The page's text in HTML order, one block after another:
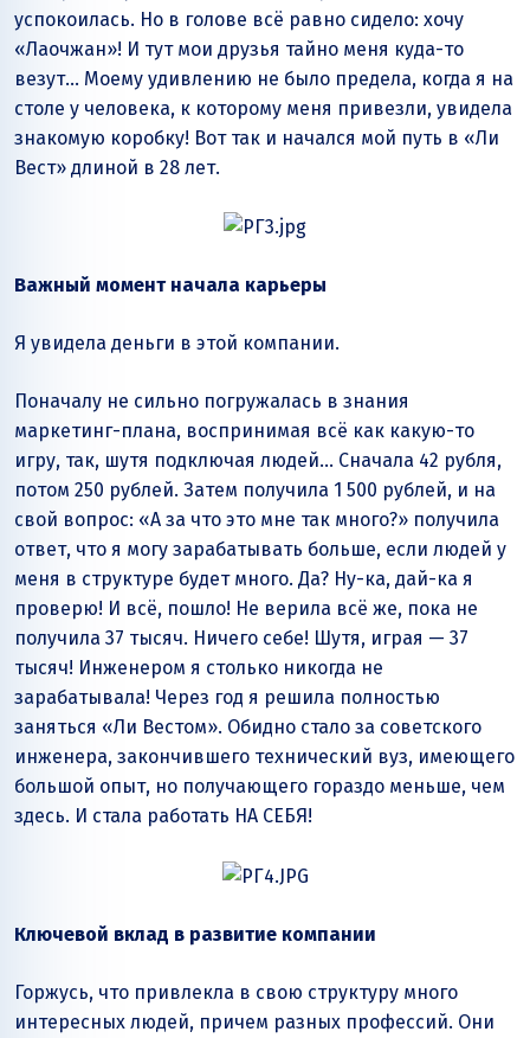
успокоилась. Но в голове всё равно сидело: хочу
«Лаочжан»! И тут мои друзья тайно меня куда-то
везут… Моему удивлению не было предела, когда я на
столе у человека, к которому меня привезли, увидела
знакомую коробку! Вот так и начался мой путь в «Ли
Вест» длиной в 28 лет.
Важный момент начала карьеры
Я увидела деньги в этой компании.
Поначалу не сильно погружалась в знания
маркетинг-плана, воспринимая всё как какую-то
игру, так, шутя подключая людей… Сначала 42 рубля,
потом 250 рублей. Затем получила 1 500 рублей, и на
свой вопрос: «А за что это мне так много?» получила
ответ, что я могу зарабатывать больше, если людей у
меня в структуре будет много. Да? Ну-ка, дай-ка я
проверю! И всё, пошло! Не верила всё же, пока не
получила 37 тысяч. Ничего себе! Шутя, играя — 37
тысяч! Инженером я столько никогда не
зарабатывала! Через год я решила полностью
заняться «Ли Вестом». Обидно стало за советского
инженера, закончившего технический вуз, имеющего
большой опыт, но получающего гораздо меньше, чем
здесь. И стала работать НА СЕБЯ!
Ключевой вклад в развитие компании
Горжусь, что привлекла в свою структуру много
интересных людей, причем разных профессий. Они